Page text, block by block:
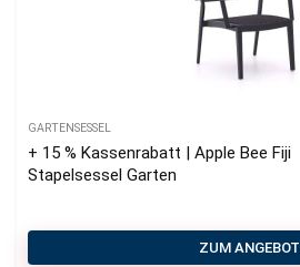
GARTENSESSEL
+ 15 % Kassenrabatt | Apple Bee Fiji
Stapelsessel Garten
ZUM ANGEBOT